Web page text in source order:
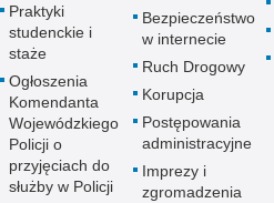
Praktyki
studenckie i
staże
Ogłoszenia
Komendanta
Wojewódzkiego
Policji o
przyjęciach do
służby w Policji
Bezpieczeństwo
w internecie
Ruch Drogowy
Korupcja
Postępowania
administracyjne
Imprezy i
zgromadzenia